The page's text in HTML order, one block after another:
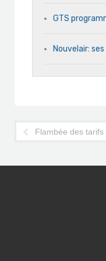
GTS
Nouvelair:
Flambée des tarifs